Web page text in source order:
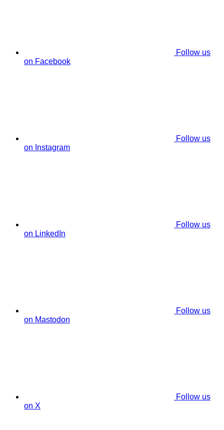
Follow us
on Facebook
Follow us
on Instagram
Follow us
on LinkedIn
Follow us
on Mastodon
Follow us
on X